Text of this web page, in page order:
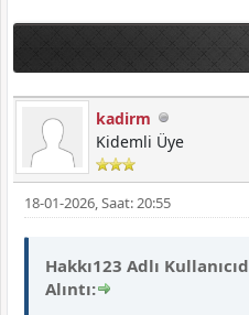
kadirm
Kidemli Üye
18-01-2026, Saat: 20:55
Hakkı123 Adlı
Alıntı: